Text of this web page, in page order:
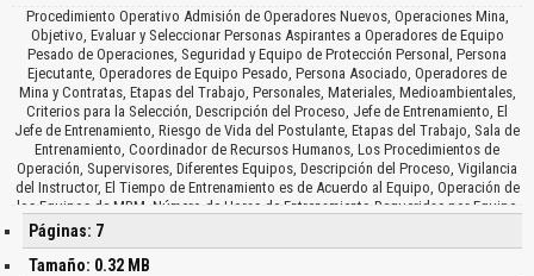
Procedimiento Operativo Admisión de Operadores Nuevos, Operaciones Mina,
Objetivo, Evaluar y Seleccionar Personas Aspirantes a Operadores de Equipo
Pesado de Operaciones, Seguridad y Equipo de Protección Personal, Persona
Ejecutante, Operadores de Equipo Pesado, Persona Asociado, Operadores de
Mina y Contratas, Etapas del Trabajo, Personales, Materiales, Medioambientales,
Criterios para la Selección, Descripción del Proceso, Jefe de Entrenamiento, El
Jefe de Entrenamiento, Riesgo de Vida del Postulante, Etapas del Trabajo, Sala de
Entrenamiento, Coordinador de Recursos Humanos, Los Procedimientos de
Operación, Supervisores, Diferentes Equipos, Descripción del Proceso, Vigilancia
del Instructor, El Tiempo de Entrenamiento es de Acuerdo al Equipo, Operación de
los Equipos de MBM, Número de Horas de Entrenamiento Requeridas por Equipo
Equipos de Producción, Equipo, Volquete, Cargador 992, 994, Tractor, D9R / D10R,
Perforad DMM2, Pala, Operaciones Mina, Condiciones Normales…
Páginas: 7
Tamaño: 0.32 MB